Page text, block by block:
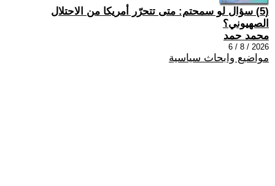
(5) سؤال لو سمحتم: متى تتحرّر أمريكا من الاحتلال
الصهيوني؟
محمد حمد
2026 / 8 / 6
مواضيع وابحاث سياسية